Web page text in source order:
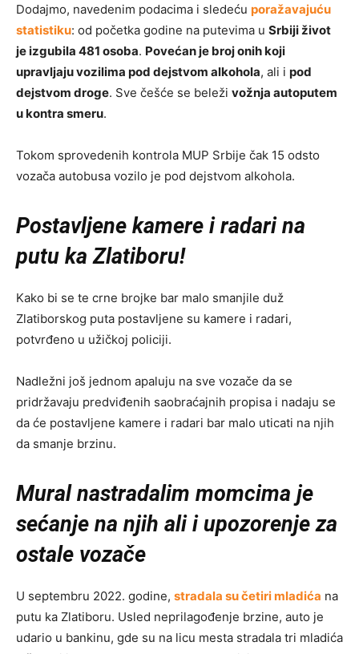
Dodajmo, navedenim podacima i sledeću poražavajuću
statistiku: od početka godine na putevima u Srbiji život
je izgubila 481 osoba. Povećan je broj onih koji
upravljaju vozilima pod dejstvom alkohola, ali i pod
dejstvom droge. Sve češće se beleži vožnja autoputem
u kontra smeru.
Tokom sprovedenih kontrola MUP Srbije čak 15 odsto
vozača autobusa vozilo je pod dejstvom alkohola.
Postavljene kamere i radari na
putu ka Zlatiboru!
Kako bi se te crne brojke bar malo smanjile duž
Zlatiborskog puta postavljene su kamere i radari,
potvrđeno u užičkoj policiji.
Nadležni još jednom apaluju na sve vozače da se
pridržavaju predviđenih saobraćajnih propisa i nadaju se
da će postavljene kamere i radari bar malo uticati na njih
da smanje brzinu.
Mural nastradalim momcima je
sećanje na njih ali i upozorenje za
ostale vozače
U septembru 2022. godine, stradala su četiri mladića na
putu ka Zlatiboru. Usled neprilagođenje brzine, auto je
udario u bankinu, gde su na licu mesta stradala tri mladića